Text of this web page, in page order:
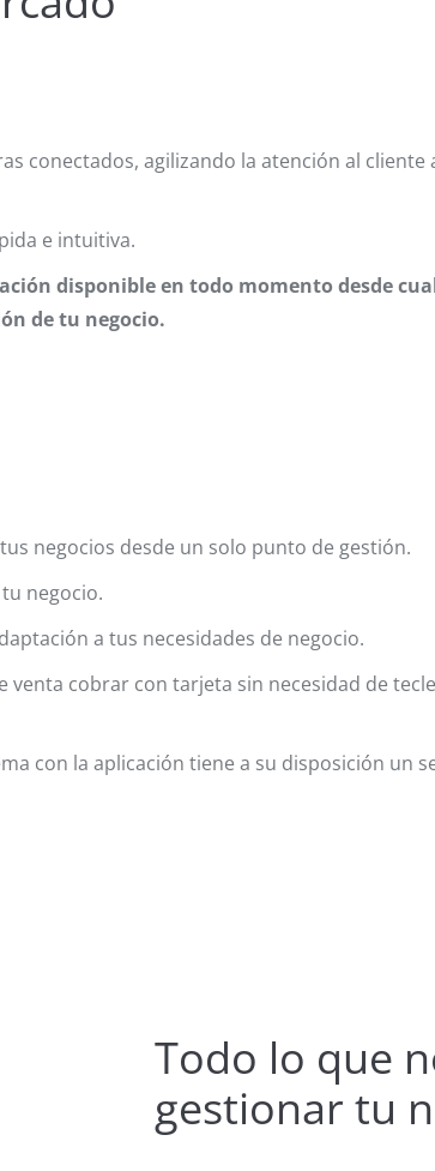
conectados, agilizando la atención al
e intuitiva.
disponible en todo momento desde
de tu negocio.
negocios desde un solo punto de gestión.
negocio.
a tus necesidades de negocio.
venta cobrar con tarjeta sin necesidad de
con la aplicación tiene a su disposición un
Todo lo que
gestionar tu